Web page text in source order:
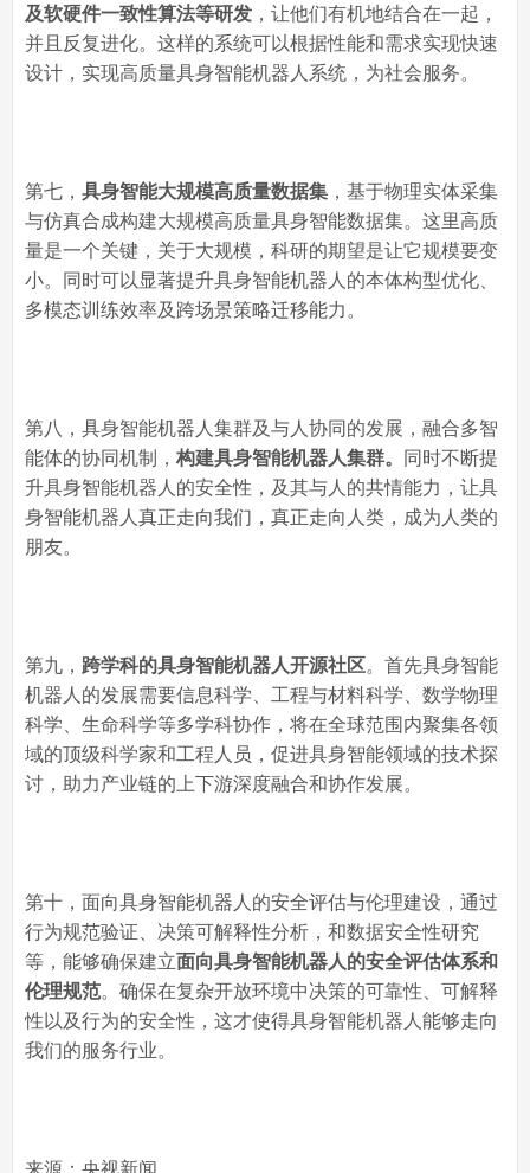
及软硬件一致性算法等研发 ，让他们有机地结合在一起，
并且反复进化。这样的系统可以根据性能和需求实现快速
设计，实现高质量具身智能机器人系统，为社会服务。
第七， 具身智能大规模高质量数据集 ，基于物理实体采集
与仿真合成构建大规模高质量具身智能数据集。这里高质
量是一个关键，关于大规模，科研的期望是让它规模要变
小。同时可以显著提升具身智能机器人的本体构型优化、
多模态训练效率及跨场景策略迁移能力。
第八，具身智能机器人集群及与人协同的发展，融合多智
能体的协同机制， 构建具身智能机器人集群。
同时不断提
升具身智能机器人的安全性，及其与人的共情能力，让具
身智能机器人真正走向我们，真正走向人类，成为人类的
朋友。
第九， 跨学科的具身智能机器人开源社区。首先具身智能
机器人的发展需要信息科学、工程与材料科学、数学物理
科学、生命科学等多学科协作，将在全球范围内聚集各领
域的顶级科学家和工程人员，促进具身智能领域的技术探
讨，助力产业链的上下游深度融合和协作发展。
第十，面向具身智能机器人的安全评估与伦理建设，通过
行为规范验证、决策可解释性分析，和数据安全性研究
等，能够确保建立面向具身智能机器人的安全评估体系和
伦理规范。确保在复杂开放环境中决策的可靠性、可解释
性以及行为的安全性，这才使得具身智能机器人能够走向
我们的服务行业。
来源：央视新闻